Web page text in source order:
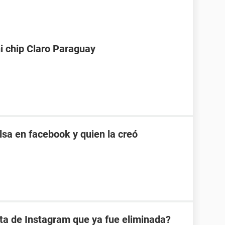
chip Claro Paraguay
en facebook y quien la creó
de Instagram que ya fue eliminada?